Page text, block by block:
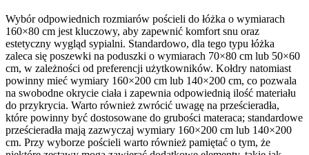
Wybór odpowiednich rozmiarów pościeli do łóżka o wymiarach
160×80 cm jest kluczowy, aby zapewnić komfort snu oraz
estetyczny wygląd sypialni. Standardowo, dla tego typu łóżka
zaleca się poszewki na poduszki o wymiarach 70×80 cm lub 50×60
cm, w zależności od preferencji użytkowników. Kołdry natomiast
powinny mieć wymiary 160×200 cm lub 140×200 cm, co pozwala
na swobodne okrycie ciała i zapewnia odpowiednią ilość materiału
do przykrycia. Warto również zwrócić uwagę na prześcieradła,
które powinny być dostosowane do grubości materaca; standardowe
prześcieradła mają zazwyczaj wymiary 160×200 cm lub 140×200
cm. Przy wyborze pościeli warto również pamiętać o tym, że